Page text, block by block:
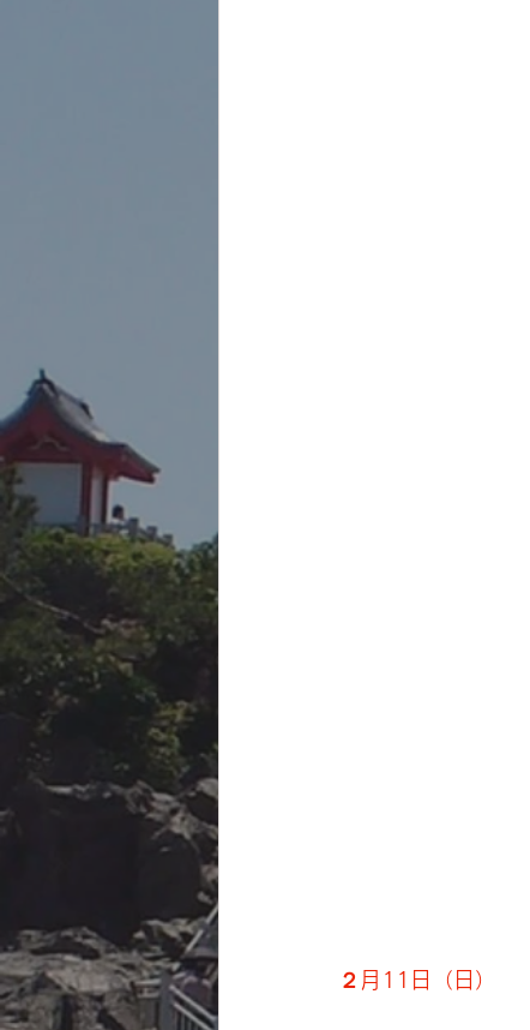
２月11日（日）